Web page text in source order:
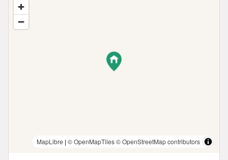
MapLibre | © OpenMapTiles© OpenStreetMap contributors